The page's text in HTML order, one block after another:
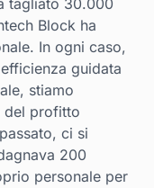
tagliato 30.000
Block ha
In ogni caso,
guidata
stiamo
del profitto
ci si
200
personale per